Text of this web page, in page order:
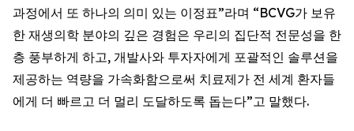
과정에서 또 하나의 의미 있는 이정표”라며 “BCVG가 보유
한 재생의학 분야의 깊은 경험은 우리의 집단적 전문성을 한
층 풍부하게 하고, 개발사와 투자자에게 포괄적인 솔루션을
제공하는 역량을 가속화함으로써 치료제가 전 세계 환자들
에게 더 빠르고 더 멀리 도달하도록 돕는다”고 말했다.